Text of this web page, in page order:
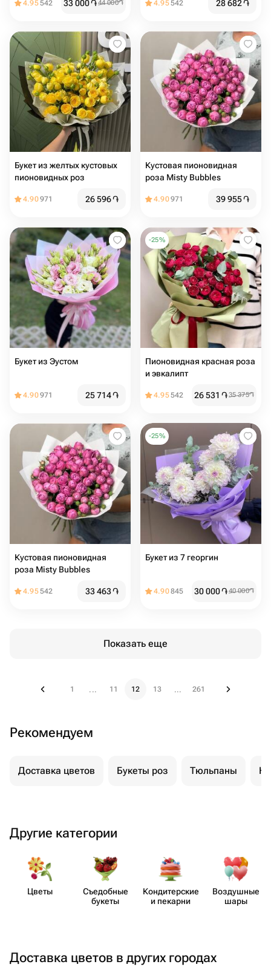
4.95542 33 000֏44 000֏ 4.95542 28 682֏
Букет из желтых кустовых
пионовидных роз
4.90971 26 596֏
Кустовая пионовидная
роза Misty Bubbles
4.90971 39 955֏
Букет из Эустом
4.90971 25 714֏
-25%
Пионовидная красная роза
и эвкалипт
4.95542 26 531 ֏35 375֏
Кустовая пионовидная
роза Misty Bubbles
4.95542 33 463֏
-25%
Букет из 7 георгин
4.90845 30 000֏40 000֏
Показать еще
1 ... 11 12 13 ... 261
Рекомендуем
Доставка цветов Букеты роз Тюльпаны
Другие категории
Цветы
Съедобные
букеты
Кондит​ерские
и пекарни
Воздушные
шары
Доставка цветов в других городах